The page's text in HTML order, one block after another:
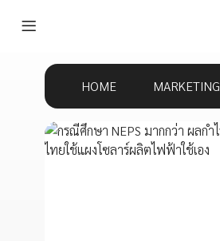
HOME MARKETING